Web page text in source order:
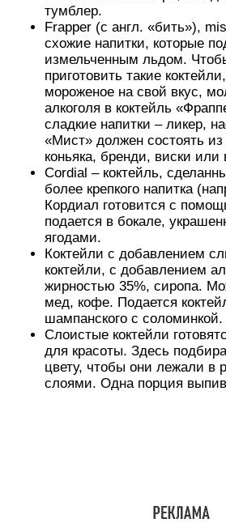
тумблер.
Frapper (с англ. «бить»),
схожие напитки, которые
измельченным льдом.
приготовить такие
мороженое на свой вкус,
алкоголя в коктейль
сладкие напитки – ликер,
«Мист» должен состоять из
коньяка, бренди, виски или
Cordial – коктейль,
более крепкого напитка
Кордиал готовится с
подается в бокале,
ягодами.
Коктейли с добавлением
коктейли, с добавлением
жирностью 35%, сиропа.
мед, кофе. Подается
шампанского с соломинкой.
Слоистые коктейли
для красоты. Здесь
цвету, чтобы они лежали в
слоями. Одна порция